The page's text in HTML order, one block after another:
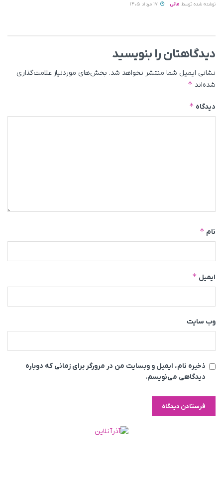
نوشته شده توسط مانی
دیدگاهتان را بنویسید
نشانی ایمیل شما منتشر نخواهد شد. بخش‌های موردنیاز علامت‌گذاری
شده‌اند *
دیدگاه *
نام *
ایمیل *
وب‌ سایت
ذخیره نام، ایمیل و وبسایت من در مرورگر برای زمانی که دوباره
دیدگاهی می‌نویسم.